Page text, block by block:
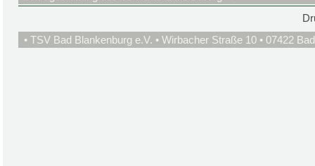
• TSV Bad Blankenburg e.V. • Wirbacher Straße 10 • 07422